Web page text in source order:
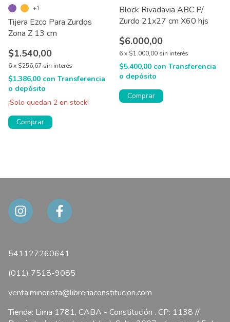
Tijera Ezco Para Zurdos
Zona Z 13 cm
$1.540,00
6x $256,67 sin interés
$1.386,00 con Transferencia
o depósito
¡Solo quedan 2 en stock!
+1
Comprar
Block Rivadavia ABC P/
Zurdo 21x27 cm X60 hjs
$6.000,00
6x $1.000,00 sin interés
$5.400,00 con Transferencia
o depósito
Comprar
541127260641
(011) 7518-9085
venta.minorista@libreriaconstitucion.com
Tienda: Lima 1781, CABA - Constitución . CP: 1138 //